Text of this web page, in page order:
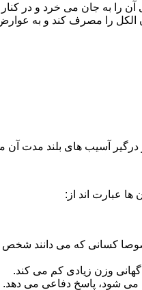
را به جان می خرد و در
را مصرف کند و به عوارض
درگیر آسیب های بلند مدت
ها عبارت اند از:
کسانی که می دانند شخص
وزن زیادی کم می کند.
می شود، پاسخ دفاعی می دهد.